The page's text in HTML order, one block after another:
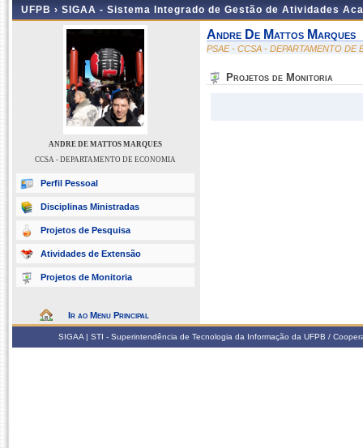
UFPB › SIGAA - Sistema Integrado de Gestão de Atividades
ANDRE DE MATTOS MARQUES
CCSA - DEPARTAMENTO DE ECONOMIA
Perfil Pessoal
Disciplinas Ministradas
Projetos de Pesquisa
Atividades de Extensão
Projetos de Monitoria
Ir ao Menu Principal
Andre De Mattos Marques
PSAE - CCSA - DEPARTAMENTO DE
Projetos de Monitoria
SIGAA | STI - Superintendência de Tecnologia da Informação da UFPB /